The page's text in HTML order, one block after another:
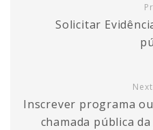
Solicitar
Next
Inscrever programa
chamada pública